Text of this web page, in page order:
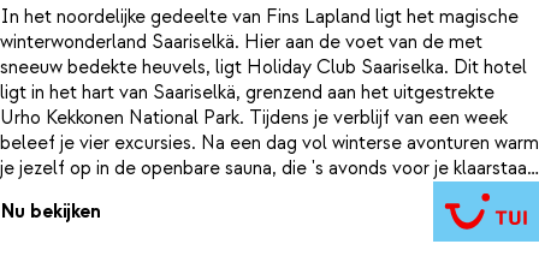
In het noordelijke gedeelte van Fins Lapland ligt het magische
winterwonderland Saariselkä. Hier aan de voet van de met
sneeuw bedekte heuvels, ligt Holiday Club Saariselka. Dit hotel
ligt in het hart van Saariselkä, grenzend aan het uitgestrekte
Urho Kekkonen National Park. Tijdens je verblijf van een week
beleef je vier excursies. Na een dag vol winterse avonturen warm
je jezelf op in de openbare sauna, die 's avonds voor je klaarstaat.
Bij aankomst hoor je op welke dagen de excursies plaatsvinden.
Zo staat er een traditionele rendiersleetocht op het programma,
Nu bekijken